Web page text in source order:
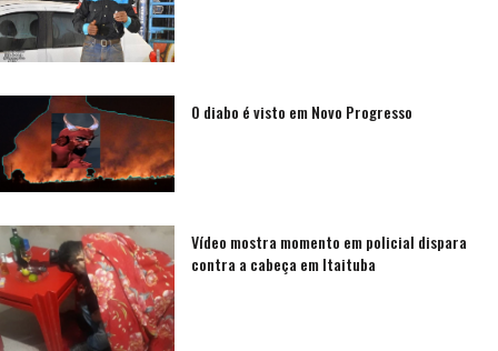
O diabo é visto em Novo Progresso
Vídeo mostra momento em policial dispara
contra a cabeça em Itaituba